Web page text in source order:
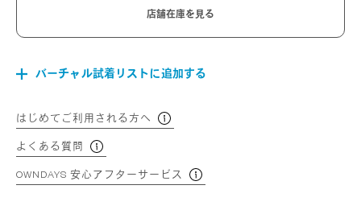
店舗在庫を見る
バーチャル試着リストに追加する
はじめてご利用される方へ
よくある質問
OWNDAYS 安心アフターサービス